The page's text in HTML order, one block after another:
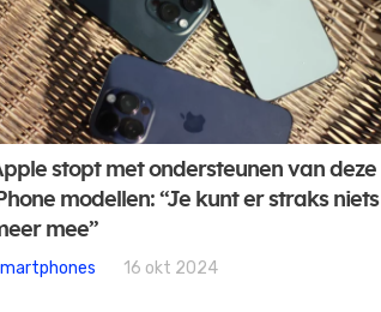
stopt met ondersteunen van deze
modellen: “Je kunt er straks niets
mee”
16 okt 2024